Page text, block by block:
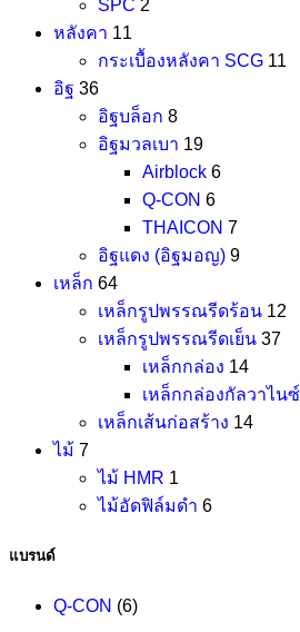
SPC 2
หลังคา 11
กระเบื้องหลังคา SCG 11
อิฐ 36
อิฐบล็อก 8
อิฐมวลเบา 19
Airblock 6
Q-CON 6
THAICON 7
อิฐแดง (อิฐมอญ) 9
เหล็ก 64
เหล็กรูปพรรณรีดร้อน 12
เหล็กรูปพรรณรีดเย็น 37
เหล็กกล่อง 14
เหล็กกล่องกัลวาไนซ์
เหล็กเส้นก่อสร้าง 14
ไม้ 7
ไม้ HMR 1
ไม้อัดฟิล์มดำ 6
แบรนด์
Q-CON (6)